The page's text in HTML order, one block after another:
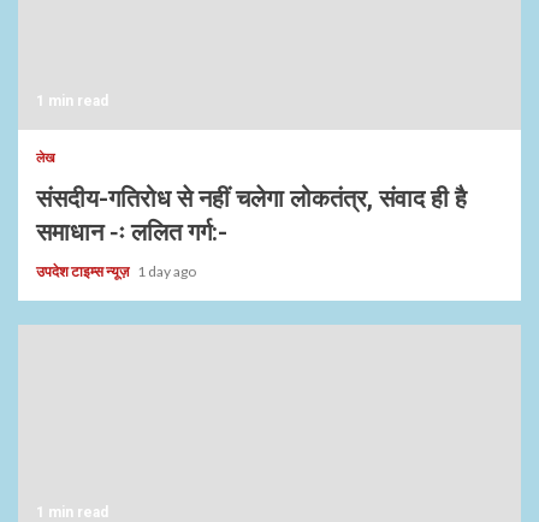
1 min read
लेख
संसदीय-गतिरोध से नहीं चलेगा लोकतंत्र, संवाद ही है
समाधान -ः ललित गर्ग:-
उपदेश टाइम्स न्यूज़ 1 day ago
1 min read